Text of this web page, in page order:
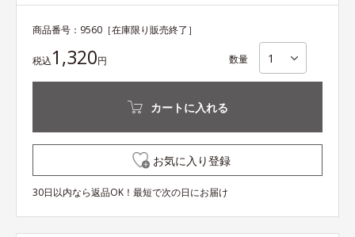
商品番号： 9560 ［在庫限り販売終了］
税込1,320円 数量
カートに入れる
お気に入り登録
30日以内なら返品OK！最短で次の日にお届け